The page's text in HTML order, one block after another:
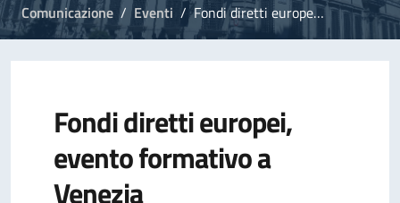
Comunicazione Eventi Fondi diretti europei, evento formativo a Venezia
Fondi diretti europei,
evento formativo a
Venezia